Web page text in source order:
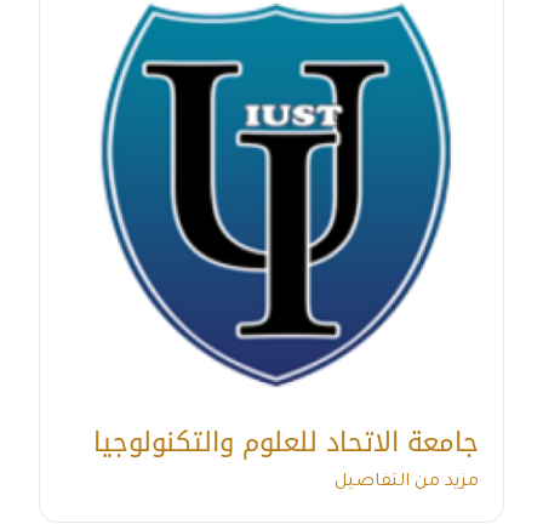
جامعة الاتحاد للعلوم والتكنولوجيا
مزيد من التفاصيل